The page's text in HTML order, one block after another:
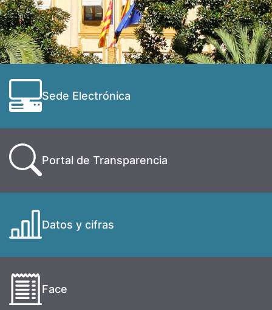
Sede Electrónica
Portal de Transparencia
Datos y cifras
Face